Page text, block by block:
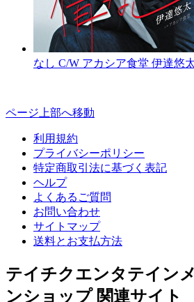
なし C/W アカシア食堂 伊達悠
ページ上部へ移動
利用規約
プライバシーポリシー
特定商取引法に基づく表記
ヘルプ
よくあるご質問
お問い合わせ
サイトマップ
送料とお支払方法
テイチクエンタテイン
ンショップ 関連サイト